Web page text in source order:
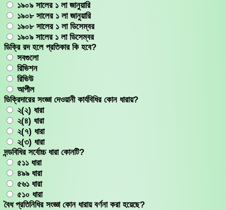
১৯০৯ সালের ১ লা জানুয়ারি
১৯০৮ সালের ১ লা জানুয়ারি
১৯০৮ সালের ১ লা ডিসেম্বর
১৯০৯ সালের ১ লা ডিসেম্বর
ডিক্রি রদ হলে প্রতিকার কি হবে?
সবগুলো
রিভিশন
রিভিউ
আপীল
ডিক্রিদারের সংজ্ঞা দেওয়ানী কার্যবিধির কোন ধারায়?
২(২) ধারা
২(৪) ধারা
২(৭) ধারা
২(৩) ধারা
দন্ডবিধির সর্বোচ্চ ধারা কোনটি?
৫১১ ধারা
৪৯৯ ধারা
৫৬১ ধারা
৫১০ ধারা
বৈধ প্রতিনিধির সংজ্ঞা কোন ধারায় বর্ণনা করা হয়েছে?